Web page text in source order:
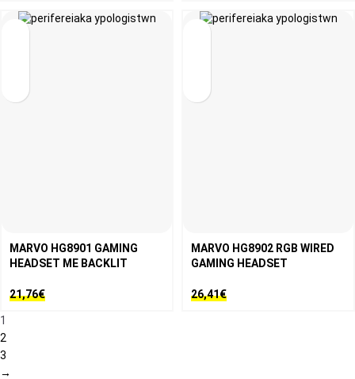
MARVO HG8901 GAMING
HEADSET ΜΕ BACKLIT
21,76€
MARVO HG8902 RGB WIRED
GAMING HEADSET
26,41€
1
2
3
→